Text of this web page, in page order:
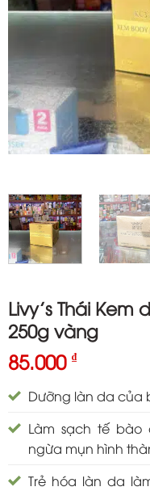
Livy’s Thái
250g vàng
85.000 ₫
Dưỡng làn da của
Làm sạch tế
ngừa mụn hình
Trẻ hóa làn da